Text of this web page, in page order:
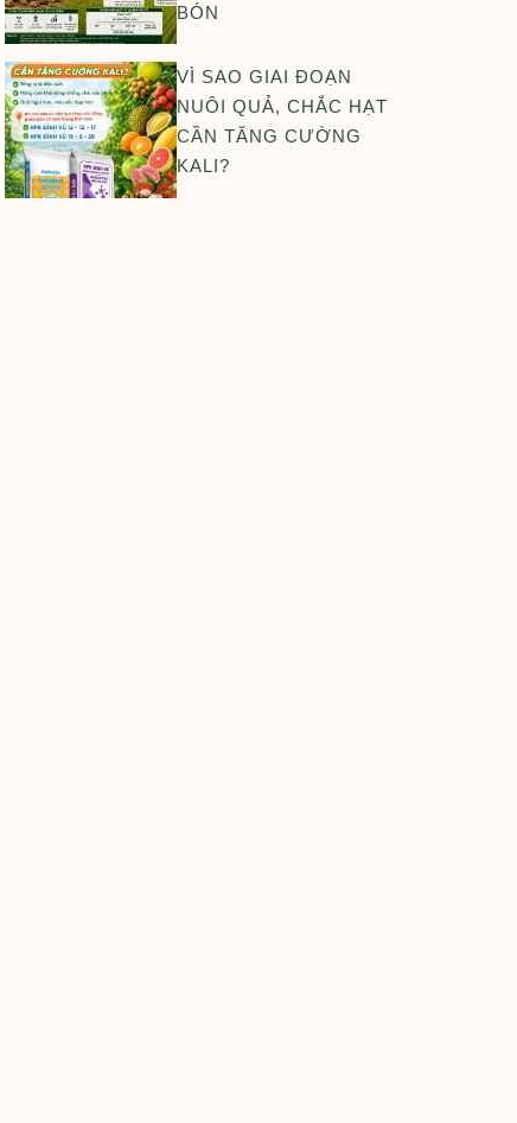
BÓN
VÌ SAO GIAI ĐOẠN
NUÔI QUẢ, CHẮC HẠT
CẦN TĂNG CƯỜNG
KALI?